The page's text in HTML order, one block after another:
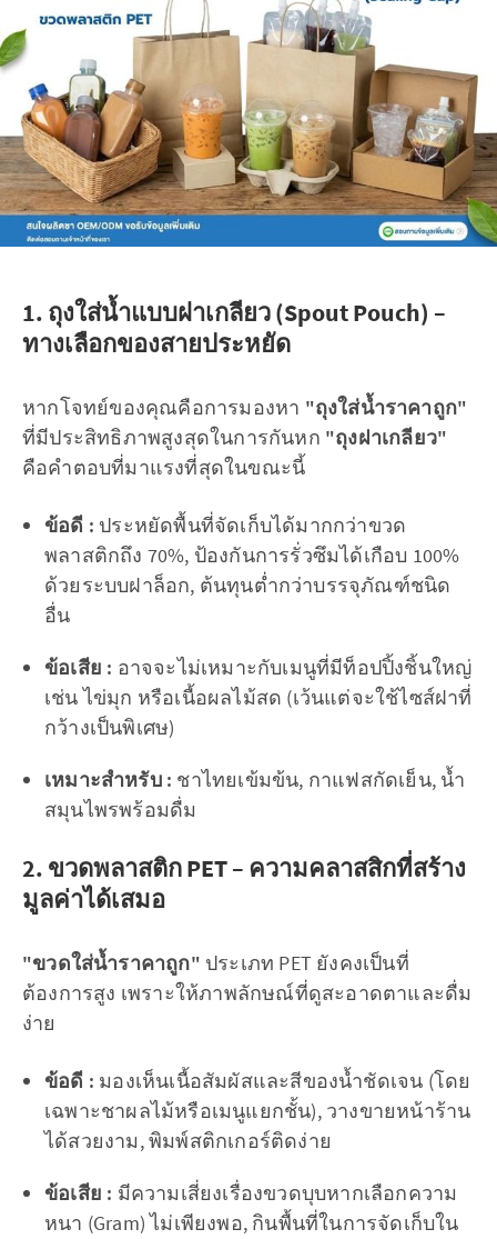
1. ถุงใส่น้ำแบบฝาเกลียว (Spout Pouch) –
ทางเลือกของสายประหยัด
หากโจทย์ของคุณคือการมองหา "ถุงใส่น้ำราคาถูก"
ที่มีประสิทธิภาพสูงสุดในการกันหก "ถุงฝาเกลียว"
คือคำตอบที่มาแรงที่สุดในขณะนี้
ข้อดี : ประหยัดพื้นที่จัดเก็บได้มากกว่าขวด
พลาสติกถึง 70%, ป้องกันการรั่วซึมได้เกือบ 100%
ด้วยระบบฝาล็อก, ต้นทุนต่ำกว่าบรรจุภัณฑ์ชนิด
อื่น
ข้อเสีย : อาจจะไม่เหมาะกับเมนูที่มีท็อปปิ้งชิ้นใหญ่
เช่น ไข่มุก หรือเนื้อผลไม้สด (เว้นแต่จะใช้ไซส์ฝาที่
กว้างเป็นพิเศษ)
เหมาะสำหรับ : ชาไทยเข้มข้น, กาแฟสกัดเย็น, น้ำ
สมุนไพรพร้อมดื่ม
2. ขวดพลาสติก PET – ความคลาสสิกที่สร้าง
มูลค่าได้เสมอ
"ขวดใส่น้ำราคาถูก" ประเภท PET ยังคงเป็นที่
ต้องการสูง เพราะให้ภาพลักษณ์ที่ดูสะอาดตาและดื่ม
ง่าย
ข้อดี : มองเห็นเนื้อสัมผัสและสีของน้ำชัดเจน (โดย
เฉพาะชาผลไม้หรือเมนูแยกชั้น), วางขายหน้าร้าน
ได้สวยงาม, พิมพ์สติกเกอร์ติดง่าย
ข้อเสีย : มีความเสี่ยงเรื่องขวดบุบหากเลือกความ
หนา (Gram) ไม่เพียงพอ, กินพื้นที่ในการจัดเก็บใน